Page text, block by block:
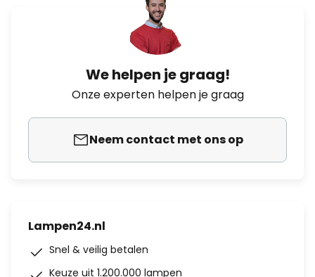
We helpen je graag!
Onze experten helpen je graag
Neem contact met ons op
Lampen24.nl
Snel & veilig betalen
Keuze uit 1.200.000 lampen